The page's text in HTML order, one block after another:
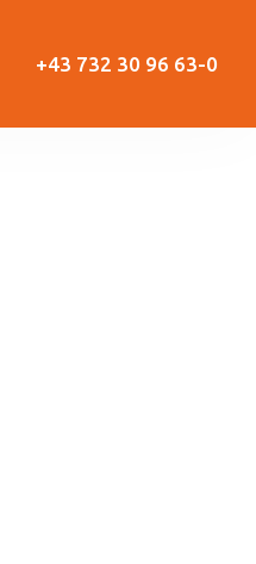
+43 732 30 96 63-0